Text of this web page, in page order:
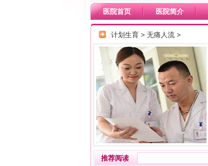
医院首页 医院简介
计划生育 > 无痛人流 >
推荐阅读